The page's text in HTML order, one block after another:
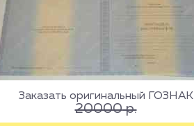
Заказать оригинальный ГОЗНАК
20000р.